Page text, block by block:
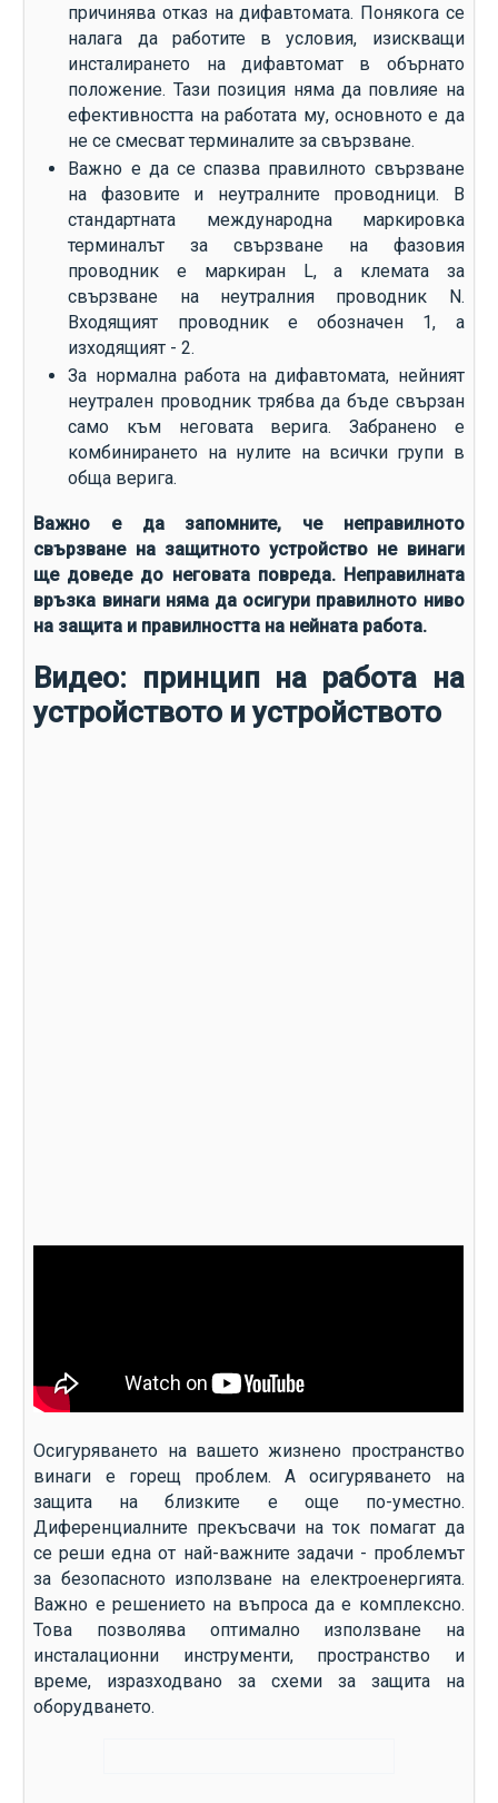
причинява отказ на дифавтомата. Понякога се
налага да работите в условия, изискващи
инсталирането на дифавтомат в обърнато
положение. Тази позиция няма да повлияе на
ефективността на работата му, основното е да
не се смесват терминалите за свързване.
Важно е да се спазва правилното свързване
на фазовите и неутралните проводници. В
стандартната международна маркировка
терминалът за свързване на фазовия
проводник е маркиран L, а клемата за
свързване на неутралния проводник N.
Входящият проводник е обозначен 1, а
изходящият - 2.
За нормална работа на дифавтомата, нейният
неутрален проводник трябва да бъде свързан
само към неговата верига. Забранено е
комбинирането на нулите на всички групи в
обща верига.
Важно е да запомните, че неправилното
свързване на защитното устройство не винаги
ще доведе до неговата повреда. Неправилната
връзка винаги няма да осигури правилното ниво
на защита и правилността на нейната работа.
Видео: принцип на работа на
устройството и устройството
Осигуряването на вашето жизнено пространство
винаги е горещ проблем. А осигуряването на
защита на близките е още по-уместно.
Диференциалните прекъсвачи на ток помагат да
се реши една от най-важните задачи - проблемът
за безопасното използване на електроенергията.
Важно е решението на въпроса да е комплексно.
Това позволява оптимално използване на
инсталационни инструменти, пространство и
време, изразходвано за схеми за защита на
оборудването.